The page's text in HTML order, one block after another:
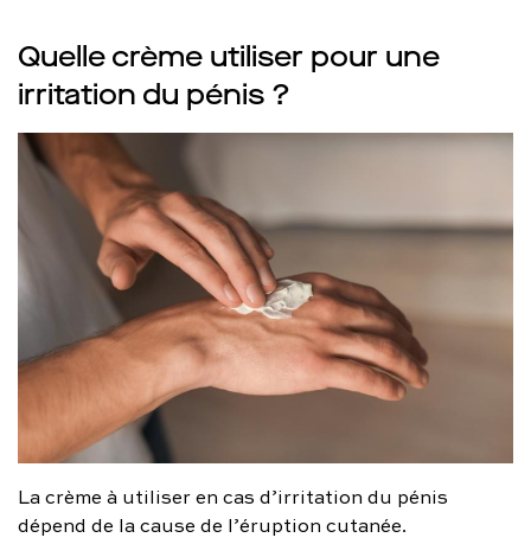
Quelle crème utiliser pour une
irritation du pénis ?
La crème à utiliser en cas d’irritation du pénis
dépend de la cause de l’éruption cutanée.